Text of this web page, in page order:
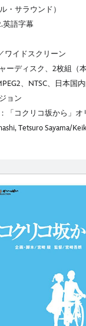
・サラウンド）
英語字幕
ワイドスクリーン
ーディスク、2枚組（
、NTSC、日本国
ョン
「コクリコ坂から」オ
Tetsuro Sayama/